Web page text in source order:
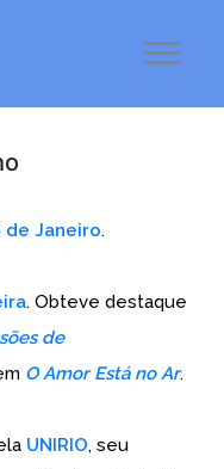
de Janeiro.
. Obteve destaque
de
O Amor Está no Ar.
UNIRIO, seu